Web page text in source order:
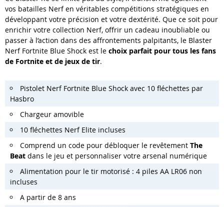
vos batailles Nerf en véritables compétitions stratégiques en
développant votre précision et votre dextérité. Que ce soit pour
enrichir votre collection Nerf, offrir un cadeau inoubliable ou
passer à l’action dans des affrontements palpitants, le Blaster
Nerf Fortnite Blue Shock est le choix parfait pour tous les fans
de Fortnite et de jeux de tir.
Pistolet Nerf Fortnite Blue Shock avec 10 fléchettes par
Hasbro
Chargeur amovible
10 fléchettes Nerf Elite incluses
Comprend un code pour débloquer le revêtement The
Beat dans le jeu et personnaliser votre arsenal numérique
Alimentation pour le tir motorisé : 4 piles AA LR06 non
incluses
A partir de 8 ans